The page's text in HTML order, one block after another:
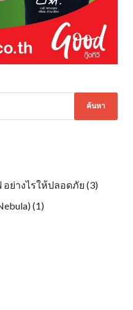
ย่างไรให้ปลอดภัย (3)
(1)